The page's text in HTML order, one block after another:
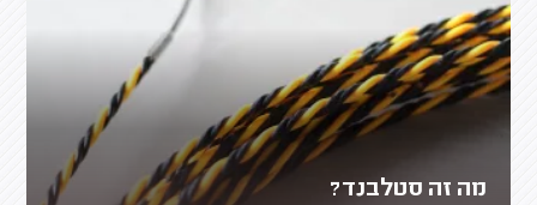
מה זה סטלבנד?